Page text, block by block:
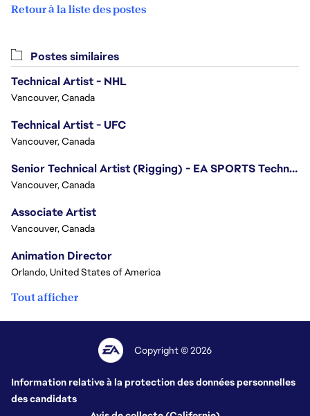
Retour à la liste des postes
Postes similaires
Technical Artist - NHL
Vancouver, Canada
Technical Artist - UFC
Vancouver, Canada
Senior Technical Artist (Rigging) - EA SPORTS Technology
Vancouver, Canada
Associate Artist
Vancouver, Canada
Animation Director
Orlando, United States of America
Tout afficher
Copyright © 2026
Information relative à la protection des données personnelles
des candidats